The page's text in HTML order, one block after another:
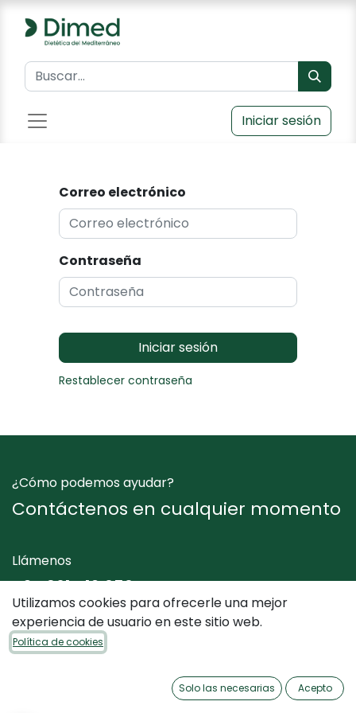
Iniciar sesión
Correo electrónico
Contraseña
Iniciar sesión
Restablecer contraseña
¿Cómo podemos ayudar?
Contáctenos en cualquier momento
Llámenos
+34 961 412 050
Envíenos un mensaje
Utilizamos cookies para ofrecerle una mejor
experiencia de usuario en este sitio web.
Política de cookies
Solo las necesarias Acepto